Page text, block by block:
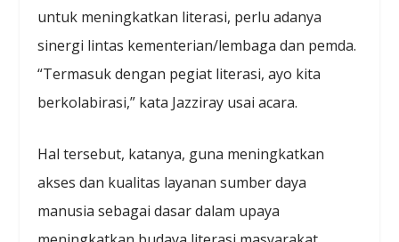
untuk meningkatkan literasi, perlu adanya
sinergi lintas kementerian/lembaga dan pemda.
“Termasuk dengan pegiat literasi, ayo kita
berkolabirasi,” kata Jazziray usai acara.
Hal tersebut, katanya, guna meningkatkan
akses dan kualitas layanan sumber daya
manusia sebagai dasar dalam upaya